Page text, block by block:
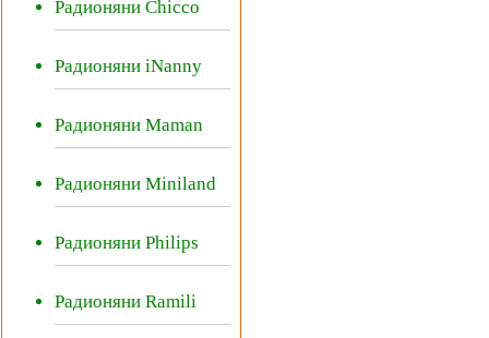
Радионяни Chicco
Радионяни iNanny
Радионяни Maman
Радионяни Miniland
Радионяни Philips
Радионяни Ramili